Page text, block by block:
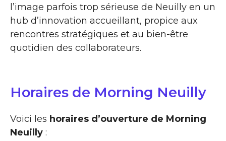
l’image parfois trop sérieuse de Neuilly en un
hub d’innovation accueillant, propice aux
rencontres stratégiques et au bien-être
quotidien des collaborateurs.
Horaires de Morning Neuilly
Voici les horaires d’ouverture de Morning
Neuilly :